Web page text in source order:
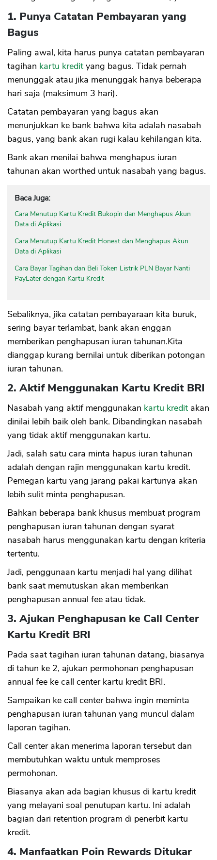
1. Punya Catatan Pembayaran yang
Bagus
Paling awal, kita harus punya catatan pembayaran
tagihan kartu kredit yang bagus. Tidak pernah
menunggak atau jika menunggak hanya beberapa
hari saja (maksimum 3 hari).
Catatan pembayaran yang bagus akan
menunjukkan ke bank bahwa kita adalah nasabah
bagus, yang bank akan rugi kalau kehilangan kita.
Bank akan menilai bahwa menghapus iuran
tahunan akan worthed untuk nasabah yang bagus.
Baca Juga:
Cara Menutup Kartu Kredit Bukopin dan Menghapus Akun
Data di Aplikasi
Cara Menutup Kartu Kredit Honest dan Menghapus Akun
Data di Aplikasi
Cara Bayar Tagihan dan Beli Token Listrik PLN Bayar Nanti
PayLater dengan Kartu Kredit
Sebaliknya, jika catatan pembayaraan kita buruk,
sering bayar terlambat, bank akan enggan
memberikan penghapusan iuran tahunan.Kita
dianggap kurang bernilai untuk diberikan potongan
iuran tahunan.
2. Aktif Menggunakan Kartu Kredit BRI
Nasabah yang aktif menggunakan kartu kredit akan
dinilai lebih baik oleh bank. Dibandingkan nasabah
yang tidak aktif menggunakan kartu.
Jadi, salah satu cara minta hapus iuran tahunan
adalah dengan rajin menggunakan kartu kredit.
Pemegan kartu yang jarang pakai kartunya akan
lebih sulit minta penghapusan.
Bahkan beberapa bank khusus membuat program
penghapusan iuran tahunan dengan syarat
nasabah harus menggunakan kartu dengan kriteria
tertentu.
Jadi, penggunaan kartu menjadi hal yang dilihat
bank saat memutuskan akan memberikan
penghapusan annual fee atau tidak.
3. Ajukan Penghapusan ke Call Center
Kartu Kredit BRI
Pada saat tagihan iuran tahunan datang, biasanya
di tahun ke 2, ajukan permohonan penghapusan
annual fee ke call center kartu kredit BRI.
Sampaikan ke call center bahwa ingin meminta
penghapusan iuran tahunan yang muncul dalam
laporan tagihan.
Call center akan menerima laporan tersebut dan
membutuhkan waktu untuk memproses
permohonan.
Biasanya akan ada bagian khusus di kartu kredit
yang melayani soal penutupan kartu. Ini adalah
bagian dari retention program di penerbit kartu
kredit.
4. Manfaatkan Poin Rewards Ditukar